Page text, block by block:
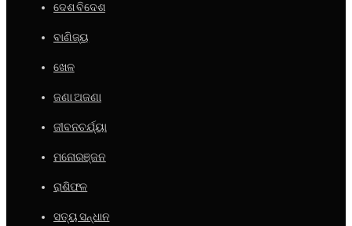
ଦେଶ ବିଦେଶ
ବାଣିଜ୍ୟ
ଖେଳ
ଜଣା ଅଜଣା
ଜୀବନଚର୍ଯ୍ୟା
ମନୋରଞ୍ଜନ
ରାଶିଫଳ
ସତ୍ୟ ସନ୍ଧାନ